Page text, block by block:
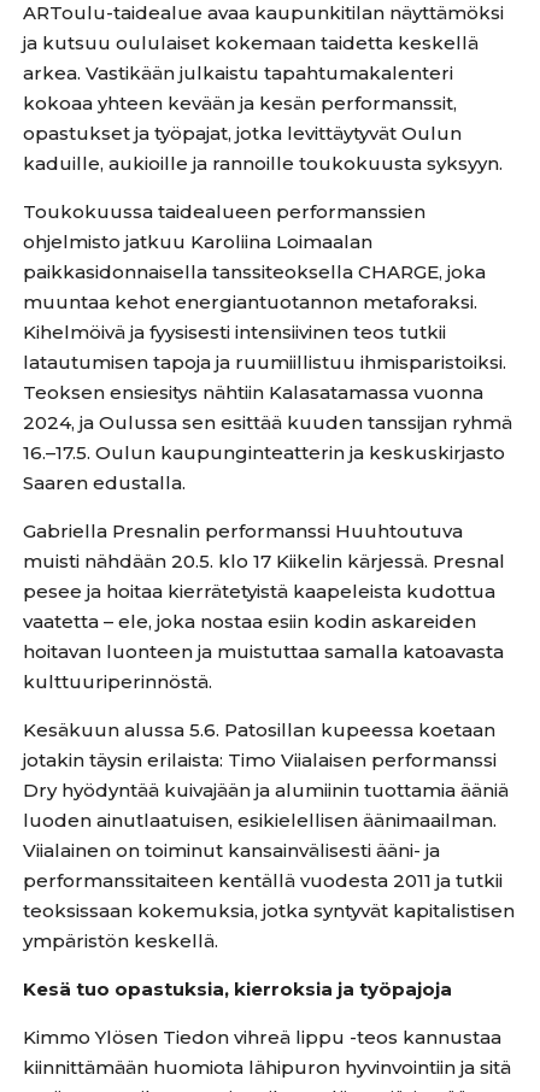
ARToulu-taidealue avaa kaupunkitilan näyttämöksi
ja kutsuu oululaiset kokemaan taidetta keskellä
arkea. Vastikään julkaistu tapahtumakalenteri
kokoaa yhteen kevään ja kesän performanssit,
opastukset ja työpajat, jotka levittäytyvät Oulun
kaduille, aukioille ja rannoille toukokuusta syksyyn.
Toukokuussa taidealueen performanssien
ohjelmisto jatkuu Karoliina Loimaalan
paikkasidonnaisella tanssiteoksella CHARGE, joka
muuntaa kehot energiantuotannon metaforaksi.
Kihelmöivä ja fyysisesti intensiivinen teos tutkii
latautumisen tapoja ja ruumiillistuu ihmisparistoiksi.
Teoksen ensiesitys nähtiin Kalasatamassa vuonna
2024, ja Oulussa sen esittää kuuden tanssijan ryhmä
16.–17.5. Oulun kaupunginteatterin ja keskuskirjasto
Saaren edustalla.
Gabriella Presnalin performanssi Huuhtoutuva
muisti nähdään 20.5. klo 17 Kiikelin kärjessä. Presnal
pesee ja hoitaa kierrätetyistä kaapeleista kudottua
vaatetta – ele, joka nostaa esiin kodin askareiden
hoitavan luonteen ja muistuttaa samalla katoavasta
kulttuuriperinnöstä.
Kesäkuun alussa 5.6. Patosillan kupeessa koetaan
jotakin täysin erilaista: Timo Viialaisen performanssi
Dry hyödyntää kuivajään ja alumiinin tuottamia ääniä
luoden ainutlaatuisen, esikielellisen äänimaailman.
Viialainen on toiminut kansainvälisesti ääni- ja
performanssitaiteen kentällä vuodesta 2011 ja tutkii
teoksissaan kokemuksia, jotka syntyvät kapitalistisen
ympäristön keskellä.
Kesä tuo opastuksia, kierroksia ja työpajoja
Kimmo Ylösen Tiedon vihreä lippu -teos kannustaa
kiinnittämään huomiota lähipuron hyvinvointiin ja sitä